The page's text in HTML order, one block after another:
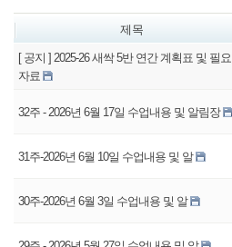
제목
[ 공지 ] 2025-26 새싹 5반 연간 계획표 및 필요
자료
32주 - 2026년 6월 17일 수업내용 및 알림장
31주-2026년 6월 10일 수업내용 및 알
30주-2026년 6월 3일 수업내용 및 알